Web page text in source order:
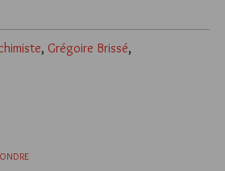
, Grégoire Brissé,